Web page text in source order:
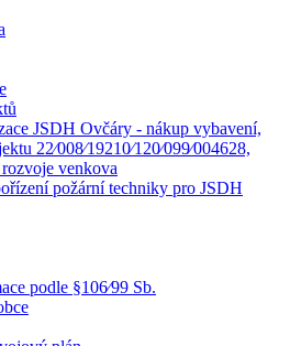
JSDH Ovčáry - nákup vybavení,
22⁄008⁄19210⁄120⁄099⁄004628,
venkova
požární techniky pro JSDH
podle §106⁄99 Sb.